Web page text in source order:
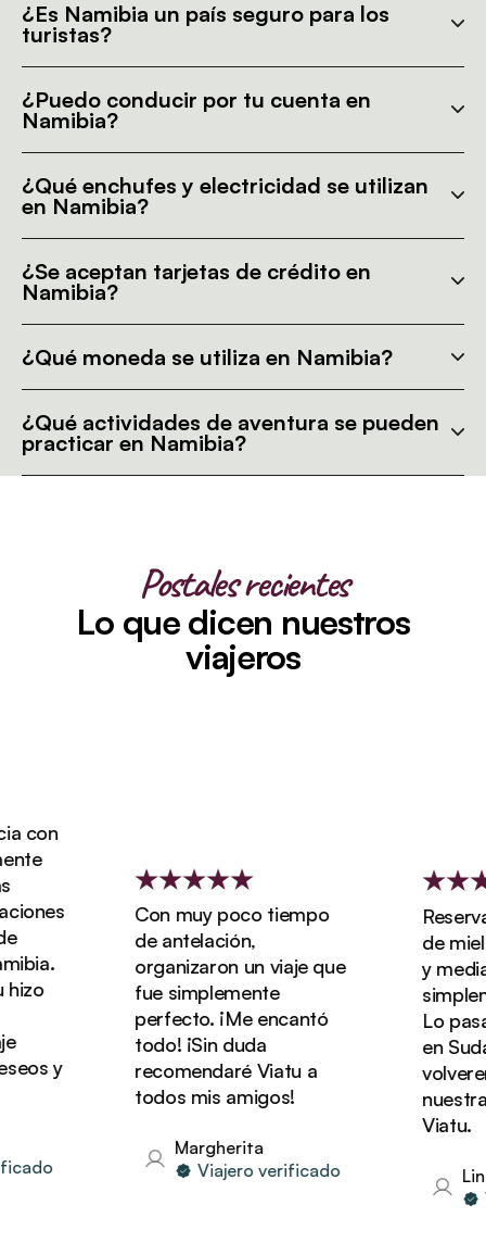
¿Es Namibia un país seguro para los
turistas?
¿Puedo conducir por tu cuenta en
Namibia?
¿Qué enchufes y electricidad se utilizan
en Namibia?
¿Se aceptan tarjetas de crédito en
Namibia?
¿Qué moneda se utiliza en Namibia?
¿Qué actividades de aventura se pueden
practicar en Namibia?
Postales recientes
Lo que dicen nuestros
viajeros
con
y
Con muy poco tiempo
de antelación,
organizaron un viaje que
fue simplemente
perfecto. ¡Me encantó
todo! ¡Sin duda
recomendaré Viatu a
todos mis amigos!
Margherita
Viajero verificado
de miel
y media
Lo
en
Viatu.
Linda